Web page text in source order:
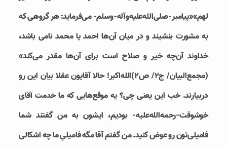
لهم»«پیامبر-صلی‌الله‌علیه‌و‌آله-وسلم- می‌فرماید: هر گروهی که
به مشورت بنشیند و در میان آن‌ها احمد یا محمد نامی باشد،
خداوند آن‌چه خیر و صلاح است برای آن‌ها مقدر می‌کند»
(مجمع‌البیان/ ج۲/ ص۲)الله‌اکبر! حالا آقایون عقلا بیان این رو
دربیارند. خب این یعنی چی؟ یه موقع‌هایی که ما خدمت آقای
خوشوقت-رحمه‌الله‌علیه- بودیم، ایشون به من گفتند شما
فامیلی‌تون رو عوض کنید. من گفتم آقا مگه فامیلیِ ما چه اشکالی